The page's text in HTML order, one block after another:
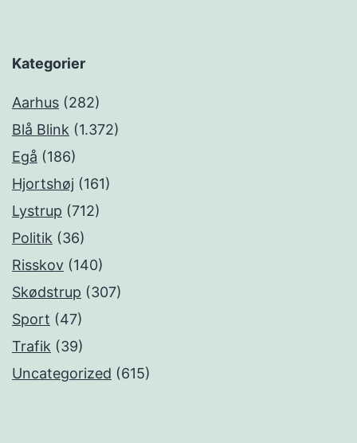
Kategorier
Aarhus (282)
Blå Blink (1.372)
Egå (186)
Hjortshøj (161)
Lystrup (712)
Politik (36)
Risskov (140)
Skødstrup (307)
Sport (47)
Trafik (39)
Uncategorized (615)